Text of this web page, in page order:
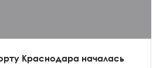
Краснодара началась